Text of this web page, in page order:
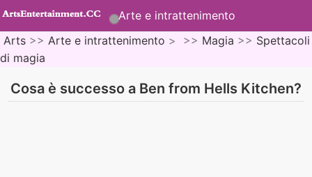
Arte e intrattenimento
Arts >> Arte e intrattenimento > >> Magia >> Spettacoli
di magia
Cosa è successo a Ben from Hells Kitchen?